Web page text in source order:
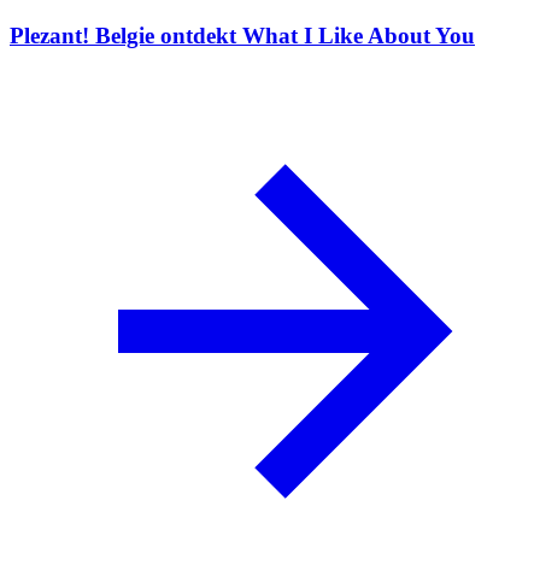
Plezant! Belgie ontdekt What I Like About You